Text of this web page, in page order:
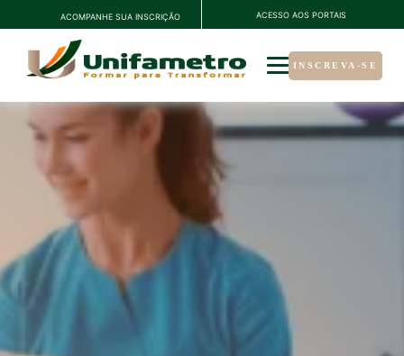
ACOMPANHE SUA INSCRIÇÃO ACESSO AOS PORTAIS
INSCREVA-SE